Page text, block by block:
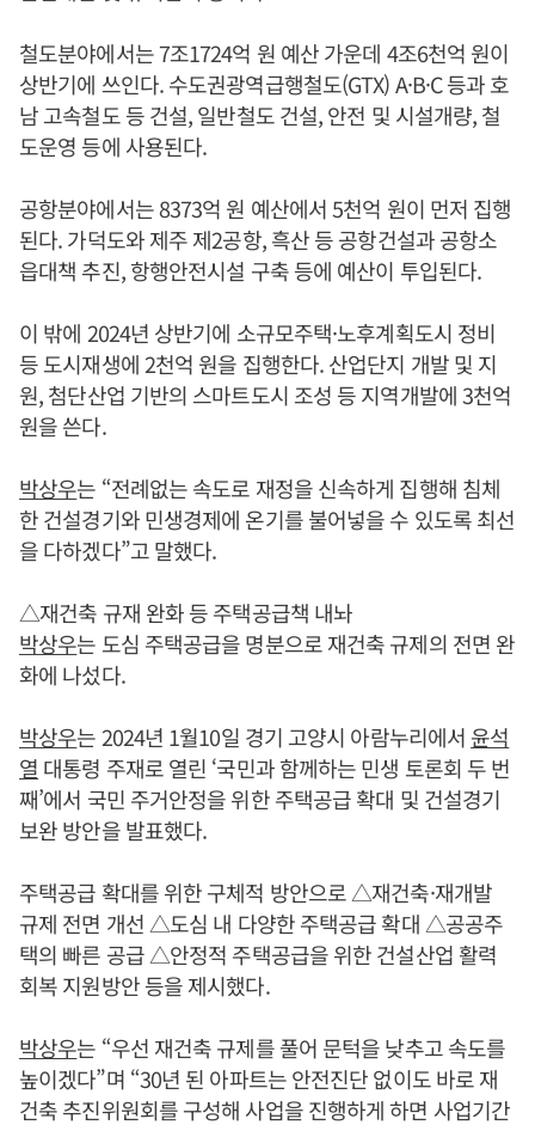
철도분야에서는 7조1724억 원 예산 가운데 4조6천억 원이
상반기에 쓰인다. 수도권광역급행철도(GTX) A·B·C 등과 호
남 고속철도 등 건설, 일반철도 건설, 안전 및 시설개량, 철
도운영 등에 사용된다.
공항분야에서는 8373억 원 예산에서 5천억 원이 먼저 집행
된다. 가덕도와 제주 제2공항, 흑산 등 공항건설과 공항소
읍대책 추진, 항행안전시설 구축 등에 예산이 투입된다.
이 밖에 2024년 상반기에 소규모주택·노후계획도시 정비
등 도시재생에 2천억 원을 집행한다. 산업단지 개발 및 지
원, 첨단산업 기반의 스마트도시 조성 등 지역개발에 3천억
원을 쓴다.
박상우는 “전례없는 속도로 재정을 신속하게 집행해 침체
한 건설경기와 민생경제에 온기를 불어넣을 수 있도록 최선
을 다하겠다”고 말했다.
△재건축 규재 완화 등 주택공급책 내놔
박상우는 도심 주택공급을 명분으로 재건축 규제의 전면 완
화에 나섰다.
박상우는 2024년 1월10일 경기 고양시 아람누리에서 윤석
열 대통령 주재로 열린 ‘국민과 함께하는 민생 토론회 두 번
째’에서 국민 주거안정을 위한 주택공급 확대 및 건설경기
보완 방안을 발표했다.
주택공급 확대를 위한 구체적 방안으로 △재건축·재개발
규제 전면 개선 △도심 내 다양한 주택공급 확대 △공공주
택의 빠른 공급 △안정적 주택공급을 위한 건설산업 활력
회복 지원방안 등을 제시했다.
박상우는 “우선 재건축 규제를 풀어 문턱을 낮추고 속도를
높이겠다”며 “30년 된 아파트는 안전진단 없이도 바로 재
건축 추진위원회를 구성해 사업을 진행하게 하면 사업기간